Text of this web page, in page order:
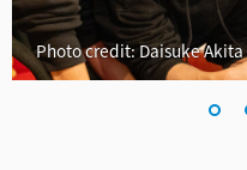
Photo credit: Daisuke Akita